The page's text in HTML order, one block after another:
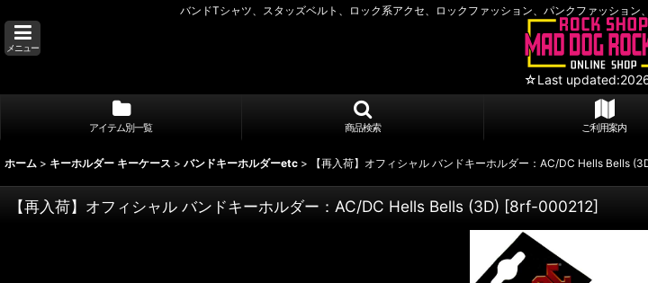
バンドTシャツ、スタッズベルト、ロック系アクセ、ロックファッション、パンクファッショ
メニュー
☆Last
アイテム別一覧 商品検索 ご利用案内
ホーム > キーホルダー キーケース > バンドキーホルダーetc > 【再入荷】オフィシャル バンドキーホルダー：AC/DC Hells Bells
【再入荷】オフィシャル バンドキーホルダー：AC/DC Hells Bells (3D) [8rf-000212]